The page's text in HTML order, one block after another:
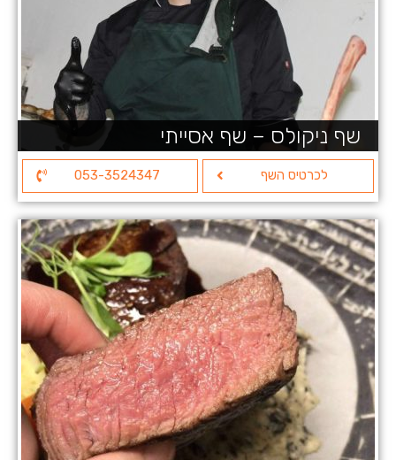
שף ניקולס – שף אסייתי
לכרטיס השף 053-3524347